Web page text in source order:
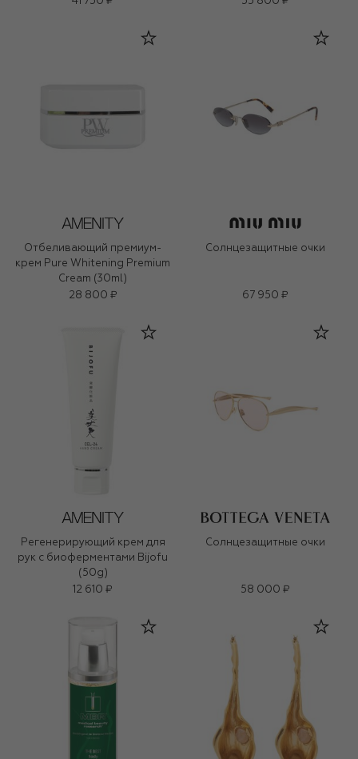
Отбеливающий премиум-
крем Pure Whitening Premium
Cream (30ml)
28 800 ₽
Солнцезащитные очки
67 950 ₽
Регенерирующий крем для
рук с биоферментами Bijofu
(50g)
12 610 ₽
Солнцезащитные очки
58 000 ₽